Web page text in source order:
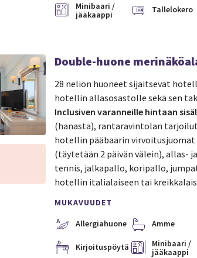
Minibaari /
jääkaappi
Tallelokero
Double-huone
28 neliön huoneet sijaitsevat
hotellin allasosastolle sekä sen
Inclusiven varanneille hintaan
(hanasta), rantaravintolan tarjoilut
hotellin pääbaarin
(täytetään 2 päivän välein), allas-
tennis, jalkapallo, koripallo,
hotellin italialaiseen tai
MUKAVUUDET
Allergiahuone
Amme
Kirjoituspöytä
Minibaari /
jääkaappi